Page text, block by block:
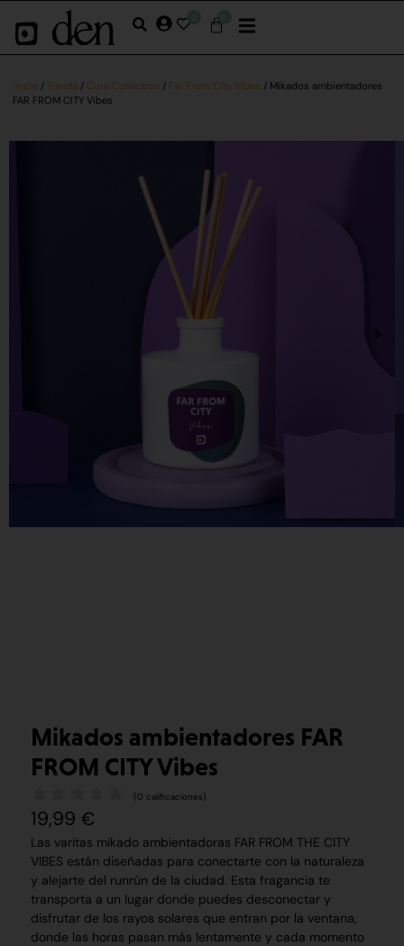
Inicio / Tienda / Core Collection / Far From City Vibes / Mikados ambientadores
FAR FROM CITY Vibes
Mikados ambientadores FAR
FROM CITY Vibes
( 0 calificaciones)
19,99 €
Las varitas mikado ambientadoras FAR FROM THE CITY
VIBES están diseñadas para conectarte con la naturaleza
y alejarte del runrún de la ciudad. Esta fragancia te
transporta a un lugar donde puedes desconectar y
disfrutar de los rayos solares que entran por la ventana,
donde las horas pasan más lentamente y cada momento